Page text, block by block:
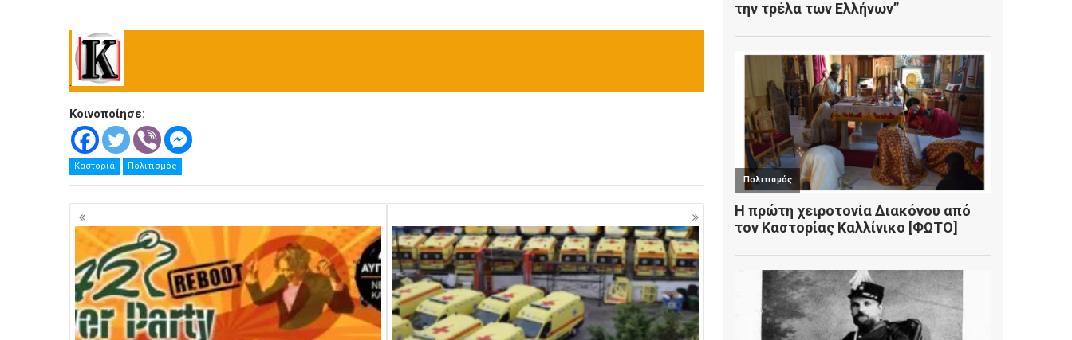
.
Κοινοποίησε:
Καστοριά Πολιτισμός
Πλοήγηση
άρθρων